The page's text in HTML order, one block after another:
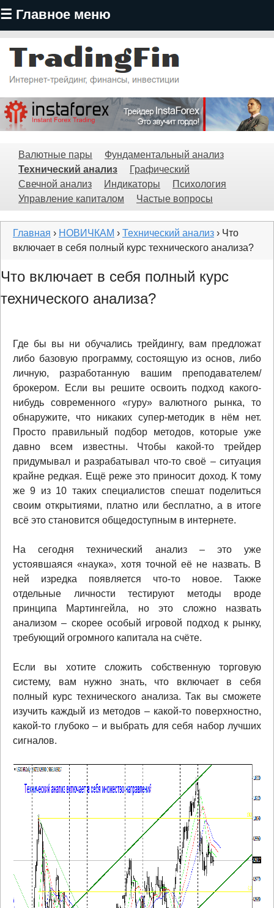
☰ Главное меню
Перейти
основному
содержанию
TradingFin
Валютные пары
Фундаментальный анализ
Технический анализ
Графический
Свечной анализ
Индикаторы
Психология
Управление капиталом
Частые вопросы
Главная › НОВИЧКАМ › Технический анализ › Что
включает в себя полный курс технического анализа?
Что включает в себя полный курс
технического анализа?
Где бы вы ни обучались трейдингу, вам предложат
либо базовую программу, состоящую из основ, либо
личную, разработанную вашим преподавателем/
брокером. Если вы решите освоить подход какого-
нибудь современного «гуру» валютного рынка, то
обнаружите, что никаких супер-методик в нём нет.
Просто правильный подбор методов, которые уже
давно всем известны. Чтобы какой-то трейдер
придумывал и разрабатывал что-то своё – ситуация
крайне редкая. Ещё реже это приносит доход. К тому
же 9 из 10 таких специалистов спешат поделиться
своим открытиями, платно или бесплатно, а в итоге
всё это становится общедоступным в интернете.
На сегодня технический анализ – это уже
устоявшаяся «наука», хотя точной её не назвать. В
ней изредка появляется что-то новое. Также
отдельные личности тестируют методы вроде
принципа Мартингейла, но это сложно назвать
анализом – скорее особый игровой подход к рынку,
требующий огромного капитала на счёте.
Если вы хотите сложить собственную торговую
систему, вам нужно знать, что включает в себя
полный курс технического анализа. Так вы сможете
изучить каждый из методов – какой-то поверхностно,
какой-то глубоко – и выбрать для себя набор лучших
сигналов.